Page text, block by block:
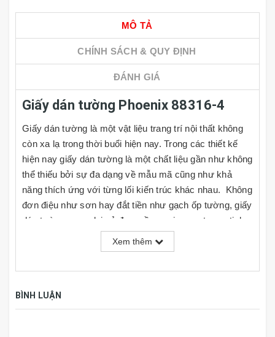
MÔ TẢ
CHÍNH SÁCH & QUY ĐỊNH
ĐÁNH GIÁ
Giấy dán tường Phoenix 88316-4
Giấy dán tường là một vật liệu trang trí nội thất không
còn xa lạ trong thời buổi hiện nay. Trong các thiết kế
hiện nay giấy dán tường là một chất liệu gần như không
thể thiếu bởi sự đa dạng về mẫu mã cũng như khả
năng thích ứng với từng lối kiến trúc khác nhau. Không
đơn điệu như sơn hay đắt tiền như gạch ốp tường, giấy
dán tường mang lại vẻ đẹp mềm mại, sang trọng, tinh
chọn, đồng thời giá cả cũng rất phải chăng. Cùng với
nhau trong căn phòng.
Xem thêm
BÌNH LUẬN